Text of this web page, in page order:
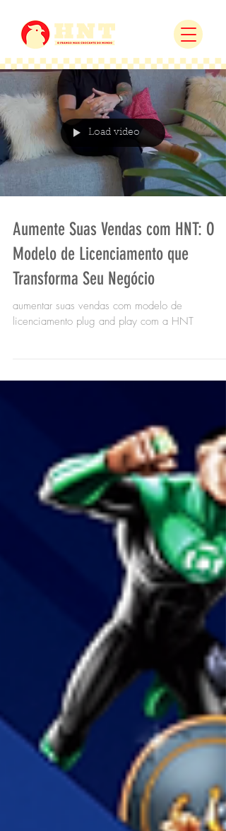
Load video
Aumente Suas Vendas com HNT: O
Modelo de Licenciamento que
Transforma Seu Negócio
aumentar suas vendas com modelo de
licenciamento plug and play com a HNT